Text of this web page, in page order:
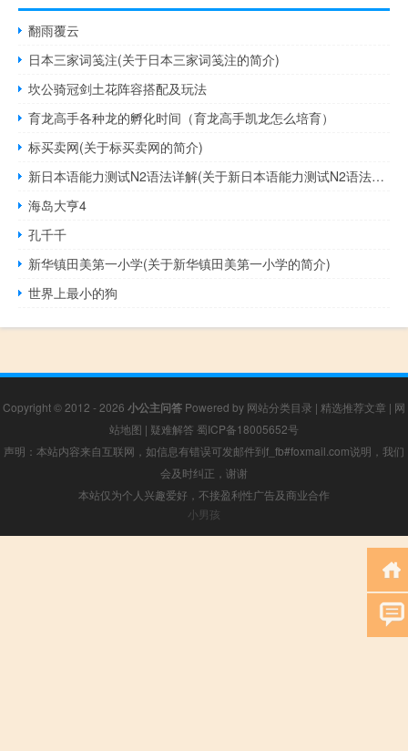
翻雨覆云
日本三家词笺注(关于日本三家词笺注的简介)
坎公骑冠剑土花阵容搭配及玩法
育龙高手各种龙的孵化时间（育龙高手凯龙怎么培育）
标买卖网(关于标买卖网的简介)
新日本语能力测试N2语法详解(关于新日本语能力测试N2语法详解的简介)
海岛大亨4
孔千千
新华镇田美第一小学(关于新华镇田美第一小学的简介)
世界上最小的狗
Copyright © 2012 - 2026 小公主问答 Powered by 网站分类目录 | 精选推荐文章 | 网
站地图 | 疑难解答 蜀ICP备18005652号
声明：本站内容来自互联网，如信息有错误可发邮件到f_fb#foxmail.com说明，我们
会及时纠正，谢谢
本站仅为个人兴趣爱好，不接盈利性广告及商业合作
小男孩